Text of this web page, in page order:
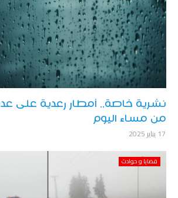
نشرية خاصة.. أمطار رعدية على
من مساء اليوم
17 يناير 2025
قضايا و حوادث